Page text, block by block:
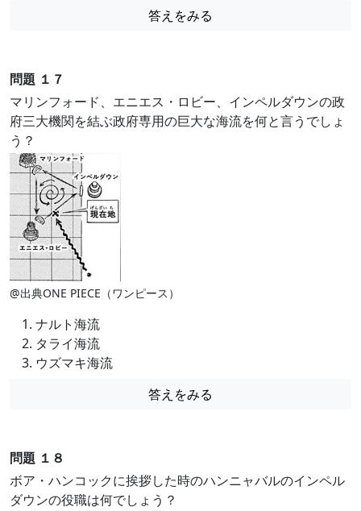
答えをみる
問題 １７
マリンフォード、エニエス・ロビー、インペルダウンの政
府三大機関を結ぶ政府専用の巨大な海流を何と言うでしょ
う？
@出典ONE PIECE（ワンピース）
ナルト海流
タライ海流
ウズマキ海流
答えをみる
問題 １８
ボア・ハンコックに挨拶した時のハンニャバルのインペル
ダウンの役職は何でしょう？